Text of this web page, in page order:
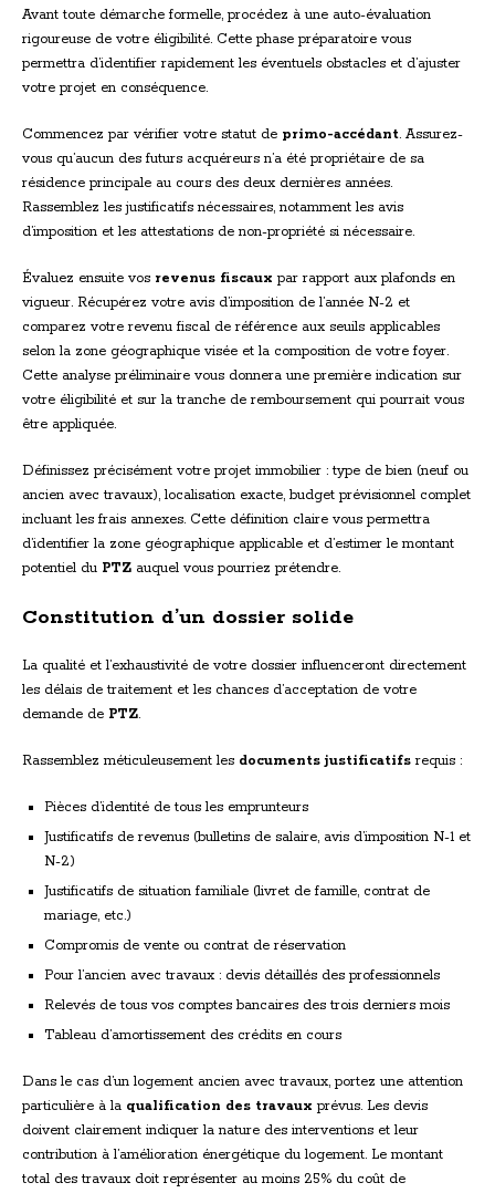
Avant toute démarche formelle, procédez à une auto-évaluation
rigoureuse de votre éligibilité. Cette phase préparatoire vous
permettra d’identifier rapidement les éventuels obstacles et d’ajuster
votre projet en conséquence.
Commencez par vérifier votre statut de primo-accédant. Assurez-
vous qu’aucun des futurs acquéreurs n’a été propriétaire de sa
résidence principale au cours des deux dernières années.
Rassemblez les justificatifs nécessaires, notamment les avis
d’imposition et les attestations de non-propriété si nécessaire.
Évaluez ensuite vos revenus fiscaux par rapport aux plafonds en
vigueur. Récupérez votre avis d’imposition de l’année N-2 et
comparez votre revenu fiscal de référence aux seuils applicables
selon la zone géographique visée et la composition de votre foyer.
Cette analyse préliminaire vous donnera une première indication sur
votre éligibilité et sur la tranche de remboursement qui pourrait vous
être appliquée.
Définissez précisément votre projet immobilier : type de bien (neuf ou
ancien avec travaux), localisation exacte, budget prévisionnel complet
incluant les frais annexes. Cette définition claire vous permettra
d’identifier la zone géographique applicable et d’estimer le montant
potentiel du PTZ auquel vous pourriez prétendre.
Constitution d’un dossier solide
La qualité et l’exhaustivité de votre dossier influenceront directement
les délais de traitement et les chances d’acceptation de votre
demande de PTZ.
Rassemblez méticuleusement les documents justificatifs requis :
Pièces d’identité de tous les emprunteurs
Justificatifs de revenus (bulletins de salaire, avis d’imposition N-1 et
N-2)
Justificatifs de situation familiale (livret de famille, contrat de
mariage, etc.)
Compromis de vente ou contrat de réservation
Pour l’ancien avec travaux : devis détaillés des professionnels
Relevés de tous vos comptes bancaires des trois derniers mois
Tableau d’amortissement des crédits en cours
Dans le cas d’un logement ancien avec travaux, portez une attention
particulière à la qualification des travaux prévus. Les devis
doivent clairement indiquer la nature des interventions et leur
contribution à l’amélioration énergétique du logement. Le montant
total des travaux doit représenter au moins 25% du coût de